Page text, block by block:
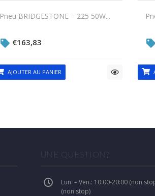
Pneu BRIDGESTONE – 225 50W...
€163,83
AJOUTER AU PANIER
UNE QUESTION?
Lun. – Ven.: 10:00-20:00 (non
(non stop)